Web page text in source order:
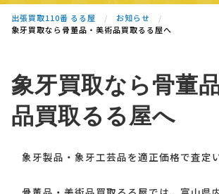
出張買取110番 るる屋
お知らせ
象牙買取なら骨董品・美術品買取るる屋へ
象牙買取なら骨董
品買取るる屋へ
象牙製品・象牙工芸品を適正価格で査定